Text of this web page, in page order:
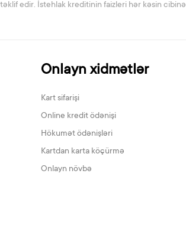
edir. İstehlak kreditinin faizleri hər kəsin cibinə
Onlayn xidmətlər
Kart sifarişi
Online kredit ödənişi
Hökumət ödənişləri
Kartdan karta köçürmə
Onlayn növbə